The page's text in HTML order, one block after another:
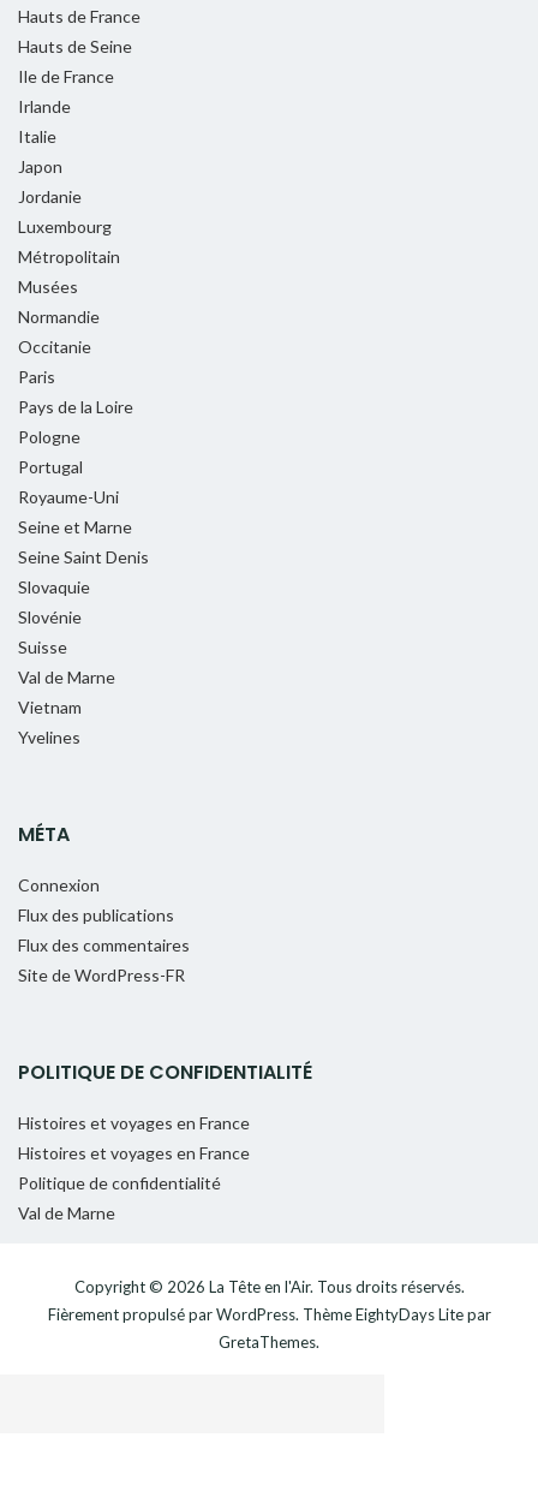
Hauts de France
Hauts de Seine
Ile de France
Irlande
Italie
Japon
Jordanie
Luxembourg
Métropolitain
Musées
Normandie
Occitanie
Paris
Pays de la Loire
Pologne
Portugal
Royaume-Uni
Seine et Marne
Seine Saint Denis
Slovaquie
Slovénie
Suisse
Val de Marne
Vietnam
Yvelines
MÉTA
Connexion
Flux des publications
Flux des commentaires
Site de WordPress-FR
POLITIQUE DE CONFIDENTIALITÉ
Histoires et voyages en France
Histoires et voyages en France
Politique de confidentialité
Val de Marne
Copyright © 2026 La Tête en l'Air. Tous droits réservés.
Fièrement propulsé parWordPress. ThèmeEightyDays Litepar
GretaThemes.